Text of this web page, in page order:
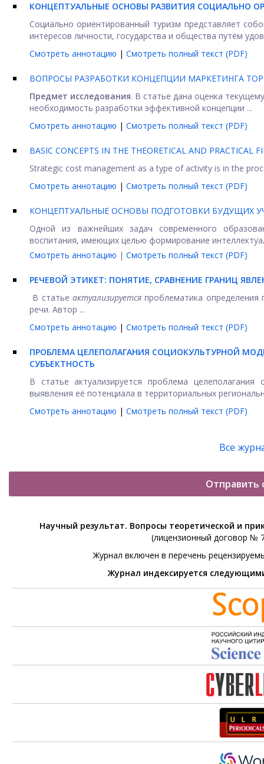
КОНЦЕПТУАЛЬНЫЕ ОСНОВЫ РАЗВИТИЯ СОЦИАЛЬНО
Социально ориентированный туризм представляет
интересов личности, государства и общества путём
Смотреть аннотацию | Смотреть полный текст (PDF)
ВОПРОСЫ РАЗРАБОТКИ КОНЦЕПЦИИ МАРКЕТИНГА
Предмет исследования. В статье дана оценка
необходимость разработки эффективной концепции ...
Смотреть аннотацию | Смотреть полный текст (PDF)
BASIC CONCEPTS IN THE THEORETICAL AND PRACTICAL
Strategic cost management as a type of activity is in the
Смотреть аннотацию | Смотреть полный текст (PDF)
КОНЦЕПТУАЛЬНЫЕ ОСНОВЫ ПОДГОТОВКИ БУДУЩИХ
Одной из важнейших задач современного
воспитания, имеющих целью формирование
Смотреть аннотацию | Смотреть полный текст (PDF)
РЕЧЕВОЙ ЭТИКЕТ: ПОНЯТИЕ, СРАВНЕНИЕ ГРАНИЦ
В статье актуализируетсяпроблематика определения
речи. Автор ...
Смотреть аннотацию | Смотреть полный текст (PDF)
ПРОБЛЕМА ЦЕЛЕПОЛАГАНИЯ СОЦИОКУЛЬТУРНОЙ
СУБЪЕКТНОСТЬ
В статье актуализируется проблема
выявления её потенциала в территориальных
Смотреть аннотацию | Смотреть полный текст (PDF)
Все
Отправить
Научный результат. Вопросы теоретической и
(лицензионный договор №
Журнал включен в перечень
Журнал индексируется